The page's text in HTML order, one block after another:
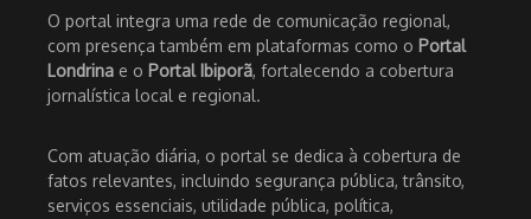
O portal integra uma rede de comunicação regional,
com presença também em plataformas como o Portal
Londrina e o Portal Ibiporã, fortalecendo a cobertura
jornalística local e regional.
Com atuação diária, o portal se dedica à cobertura de
fatos relevantes, incluindo segurança pública, trânsito,
serviços essenciais, utilidade pública, política,